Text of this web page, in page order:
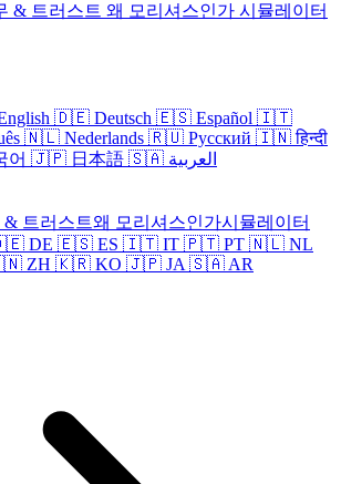
& 트러스트 왜 모리셔스인가 시뮬레이터
🇩🇪 Deutsch 🇪🇸 Español 🇮🇹
🇳🇱 Nederlands 🇷🇺 Русский 🇮🇳 हिन्दी
🇯🇵 日本語
🇸🇦 العربية
& 트러스트왜 모리셔스인가시뮬레이터
DE 🇪🇸 ES 🇮🇹 IT 🇵🇹 PT 🇳🇱 NL
ZH 🇰🇷 KO 🇯🇵 JA 🇸🇦 AR